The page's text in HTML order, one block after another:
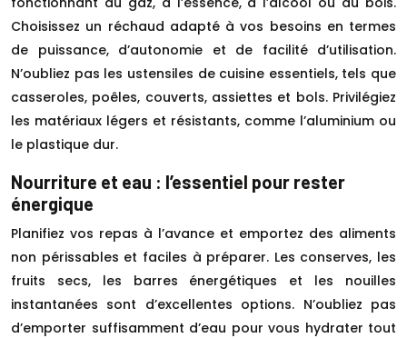
Choisissez un réchaud adapté à vos besoins en termes
de puissance, d’autonomie et de facilité d’utilisation.
N’oubliez pas les ustensiles de cuisine essentiels, tels que
casseroles, poêles, couverts, assiettes et bols. Privilégiez
les matériaux légers et résistants, comme l’aluminium ou
le plastique dur.
Nourriture et eau : l’essentiel pour rester
énergique
Planifiez vos repas à l’avance et emportez des aliments
non périssables et faciles à préparer. Les conserves, les
fruits secs, les barres énergétiques et les nouilles
instantanées sont d’excellentes options. N’oubliez pas
d’emporter suffisamment d’eau pour vous hydrater tout